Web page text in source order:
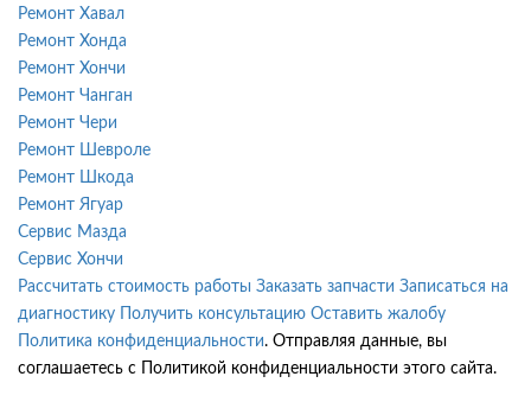
Ремонт Хавал
Ремонт Хонда
Ремонт Хончи
Ремонт Чанган
Ремонт Чери
Ремонт Шевроле
Ремонт Шкода
Ремонт Ягуар
Сервис Мазда
Сервис Хончи
Рассчитать стоимость работы Заказать запчасти Записаться на
диагностику
Получить консультацию Оставить жалобу
Политика конфиденциальности. Отправляя данные, вы
соглашаетесь с Политикой конфиденциальности этого сайта.